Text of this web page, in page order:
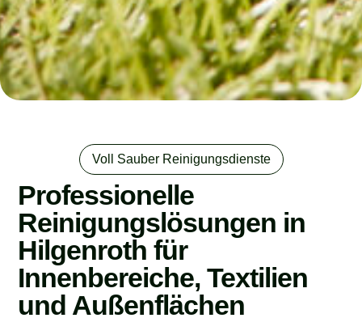
Voll Sauber Reinigungsdienste
Professionelle
Reinigungslösungen in
Hilgenroth für
Innenbereiche, Textilien
und Außenflächen